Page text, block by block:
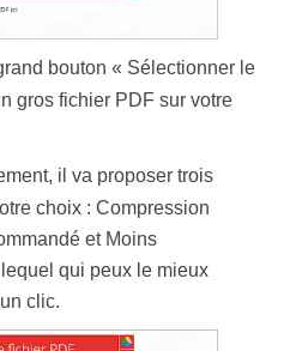
bouton « Sélectionner le
gros fichier PDF sur votre
il va proposer trois
choix : Compression
et Moins
qui peux le mieux
clic.